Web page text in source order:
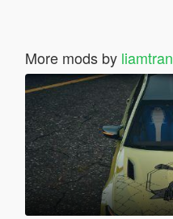
More mods by liamtran